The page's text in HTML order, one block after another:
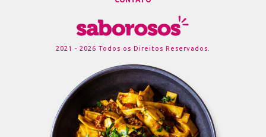
2021 - 2026 Todos os Direitos Reservados.